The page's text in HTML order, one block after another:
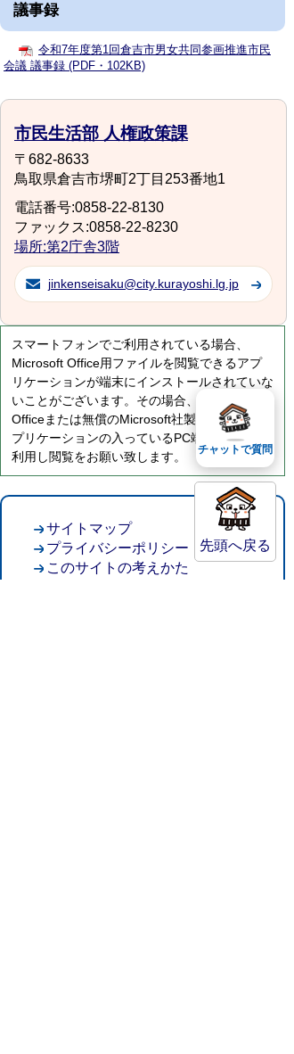
議事録
令和7年度第1回倉吉市男女共同参画推進市民
会議 議事録 (PDF・102KB)
市民生活部 人権政策課
〒682-8633
鳥取県倉吉市堺町2丁目253番地1
電話番号:0858-22-8130
ファックス:0858-22-8230
場所:第2庁舎3階
jinkenseisaku@city.kurayoshi.lg.jp
スマートフォンでご利用されている場合、
Microsoft Office用ファイルを閲覧できるアプ
リケーションが端末にインストールされていな
いことがございます。その場合、Microsoft
Officeまたは無償のMicrosoft社製ビューアーア
プリケーションの入っているPC端末などをご
利用し閲覧をお願い致します。
先頭へ戻る
サイトマップ
プライバシーポリシー
このサイトの考えかた
チャットで質問